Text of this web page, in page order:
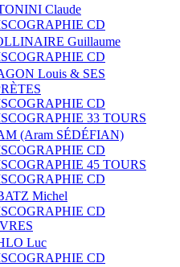
Claude
CD
Guillaume
CD
Louis & SES
CD
33 TOURS
(Aram SÉDÉFIAN)
CD
45 TOURS
CD
Michel
CD
Luc
CD